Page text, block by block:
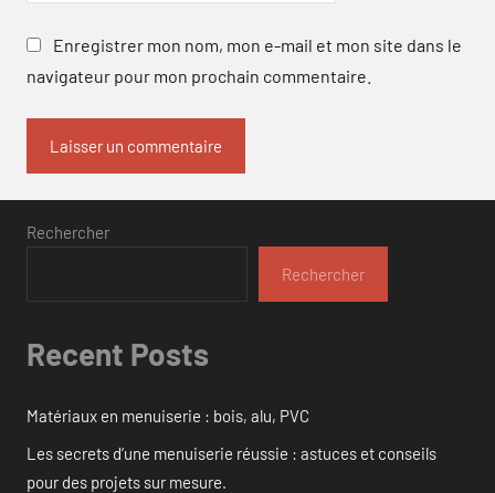
Enregistrer mon nom, mon e-mail et mon site dans le
navigateur pour mon prochain commentaire.
Rechercher
Rechercher
Recent Posts
Matériaux en menuiserie : bois, alu, PVC
Les secrets d’une menuiserie réussie : astuces et conseils
pour des projets sur mesure.